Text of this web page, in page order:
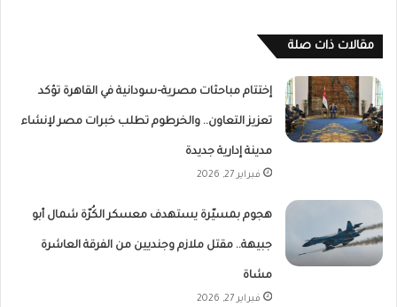
مقالات ذات صلة
إختتام مباحثات مصرية–سودانية في القاهرة تؤكد
تعزيز التعاون.. والخرطوم تطلب خبرات مصر لإنشاء
مدينة إدارية جديدة
فبراير 27, 2026
هجوم بمسيّرة يستهدف معسكر الكُرّة شمال أبو
جبيهة.. مقتل ملازم وجنديين من الفرقة العاشرة
مشاة
فبراير 27, 2026